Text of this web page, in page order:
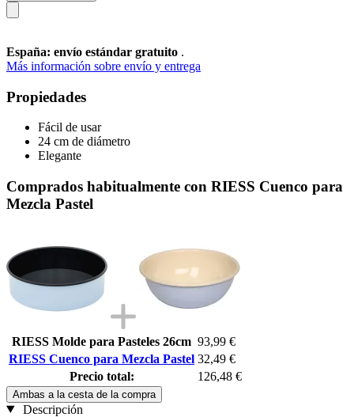
España: envío estándar gratuito .
Más información sobre envío y entrega
Propiedades
Fácil de usar
24 cm de diámetro
Elegante
Comprados habitualmente con RIESS Cuenco para
Mezcla Pastel
RIESS Molde para Pasteles 26cm 93,99 €
RIESS Cuenco para Mezcla Pastel 32,49 €
Precio total:
126,48 €
Ambas a la cesta de la compra
Descripción